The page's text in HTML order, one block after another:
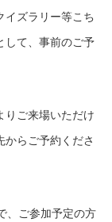
イズラリー等こち
して、事前のご予
りご来場いただけ
らご予約くださ
、ご参加予定の方